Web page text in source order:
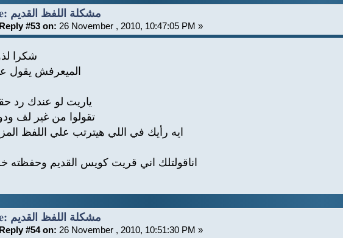
Re: مشكلة اللفظ القديم
Reply #53 on: 26 November , 2010, 10:47:05 PM »
شكرا
الميعرفش يقول
ياريت لو عندك رد
تقولوا من غير لف
ايه رأيك في اللي هيترتب علي اللفظ
اناقولتلك اني قريت كويس القديم وحفظته
Re: مشكلة اللفظ القديم
Reply #54 on: 26 November , 2010, 10:51:30 PM »